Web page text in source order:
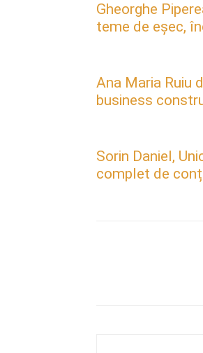
Gheorghe
teme de eșec,
Ana Maria Ruiu
business
Sorin Daniel,
complet de